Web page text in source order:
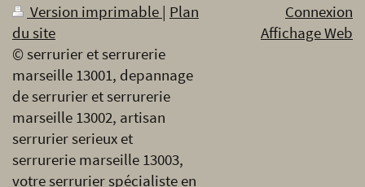
Version imprimable | Plan
du site
© serrurier et serrurerie
marseille 13001, depannage
de serrurier et serrurerie
marseille 13002, artisan
serrurier serieux et
serrurerie marseille 13003,
votre serrurier spécialiste en
Connexion
Affichage Web